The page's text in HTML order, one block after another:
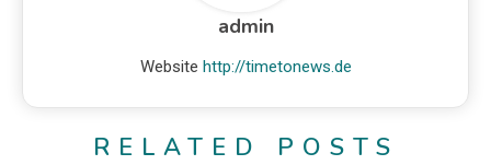
admin
Website http://timetonews.de
RELATED POSTS